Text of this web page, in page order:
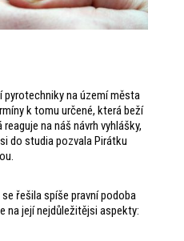
pyrotechniky na území města
k tomu určené, která beží
na náš návrh vyhlášky,
do studia pozvala Pirátku
řešila spíše pravní podoba
na její nejdůležitějsi aspekty: